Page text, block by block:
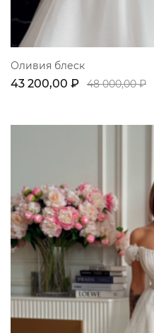
Оливия блеск
43 200,00 ₽ 48 000,00 ₽